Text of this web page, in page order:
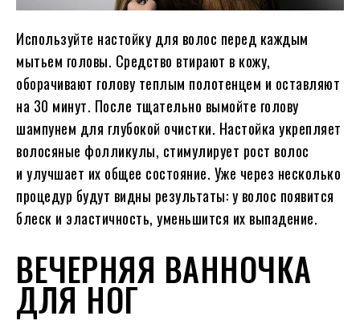
Используйте настойку для волос перед каждым
мытьем головы. Средство втирают в кожу,
оборачивают голову теплым полотенцем и оставляют
на 30 минут. После тщательно вымойте голову
шампунем для глубокой очистки. Настойка укрепляет
волосяные фолликулы, стимулирует рост волос
и улучшает их общее состояние. Уже через несколько
процедур будут видны результаты: у волос появится
блеск и эластичность, уменьшится их выпадение.
ВЕЧЕРНЯЯ ВАННОЧКА
ДЛЯ НОГ